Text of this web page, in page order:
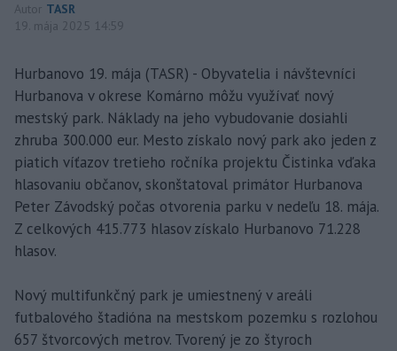
Autor TASR
19. mája 2025 14:59
Hurbanovo 19. mája (TASR) - Obyvatelia i návštevníci
Hurbanova v okrese Komárno môžu využívať nový
mestský park. Náklady na jeho vybudovanie dosiahli
zhruba 300.000 eur. Mesto získalo nový park ako jeden z
piatich víťazov tretieho ročníka projektu Čistinka vďaka
hlasovaniu občanov, skonštatoval primátor Hurbanova
Peter Závodský počas otvorenia parku v nedeľu 18. mája.
Z celkových 415.773 hlasov získalo Hurbanovo 71.228
hlasov.
Nový multifunkčný park je umiestnený v areáli
futbalového štadióna na mestskom pozemku s rozlohou
657 štvorcových metrov. Tvorený je zo štyroch